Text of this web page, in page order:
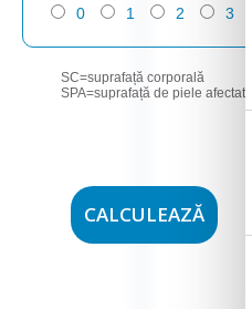
0 1 2 3
SC=suprafață corporală
SPA=suprafață de piele afectată
CALCULEAZĂ